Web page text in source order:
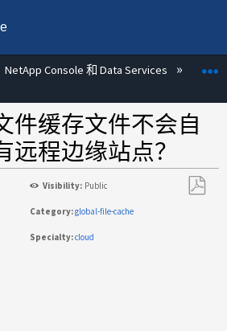
层次
NetApp Console 和 Data Services
件缓存文件不会自
远程边缘站点？
Visibility: Public
Category:global-file-cache
Specialty:cloud